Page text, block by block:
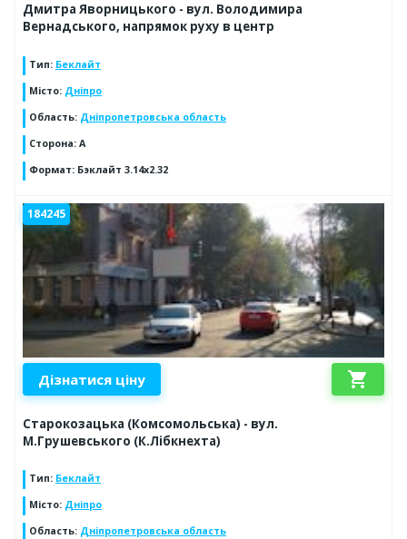
Дмитра Яворницького - вул. Володимира
Вернадського, напрямок руху в центр
Тип: Беклайт
Місто: Дніпро
Область: Дніпропетровська область
Сторона: А
Формат: Бэклайт 3.14х2.32
184245
Дізнатися ціну shopping_cart
Старокозацька (Комсомольська) - вул.
М.Грушевського (К.Лібкнехта)
Тип: Беклайт
Місто: Дніпро
Область: Дніпропетровська область